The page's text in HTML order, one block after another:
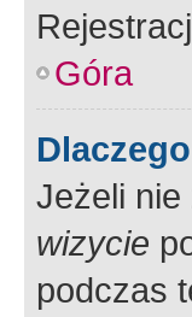
Góra
Jeżeli
wizycie
podczas